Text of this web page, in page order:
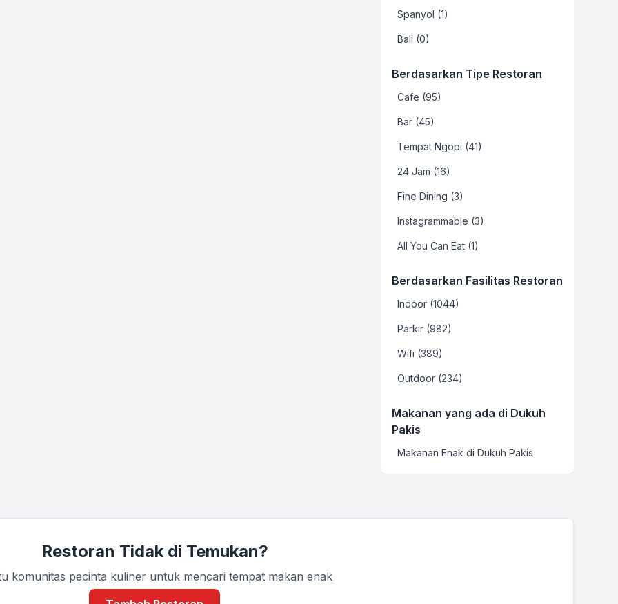
Spanyol (1)
Bali (0)
Berdasarkan Tipe Restoran
Cafe (95)
Bar (45)
Tempat Ngopi (41)
24 Jam (16)
Fine Dining (3)
Instagrammable (3)
All You Can Eat (1)
Berdasarkan Fasilitas Restoran
Indoor (1044)
Parkir (982)
Wifi (389)
Outdoor (234)
Makanan yang ada di Dukuh
Pakis
Makanan Enak di Dukuh Pakis
Restoran Tidak di Temukan?
komunitas pecinta kuliner untuk mencari tempat makan enak